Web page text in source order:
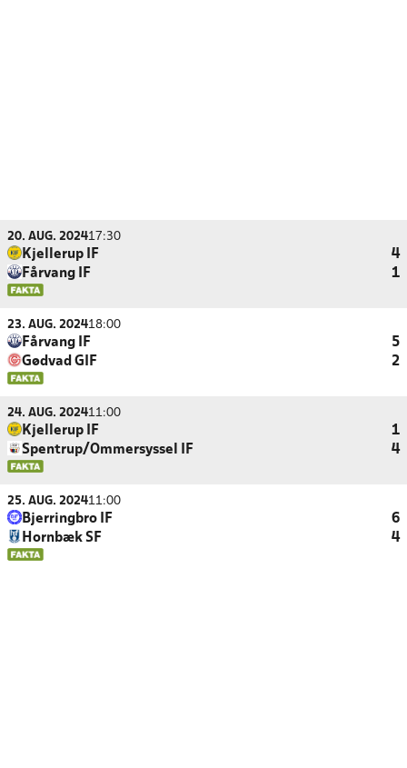
20. AUG. 202417:30
Kjellerup IF
4
Fårvang IF
1
23. AUG. 202418:00
Fårvang IF
5
Gødvad GIF
2
24. AUG. 202411:00
Kjellerup IF
1
Spentrup/Ommersyssel IF
4
25. AUG. 202411:00
Bjerringbro IF
6
Hornbæk SF
4